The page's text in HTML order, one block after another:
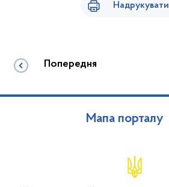
Надрукувати
Попередня
Мапа порталу